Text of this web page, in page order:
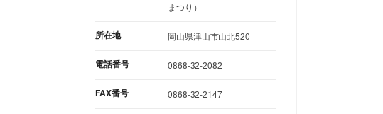
まつり）
所在地 岡山県津山市山北520
電話番号 0868-32-2082
FAX番号 0868-32-2147